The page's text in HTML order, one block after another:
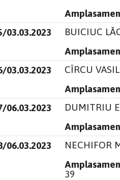
03.03.2023
BUICIUC
03.03.2023
CÎRCU
06.03.2023
DUMITRIU
06.03.2023
NECHIFOR
39